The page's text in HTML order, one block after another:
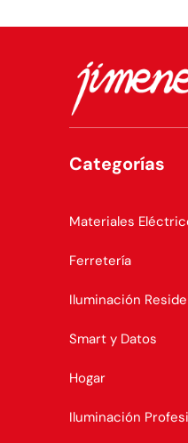
Categorías
Materiales
Ferretería
Iluminación
Smart y Datos
Hogar
Iluminación